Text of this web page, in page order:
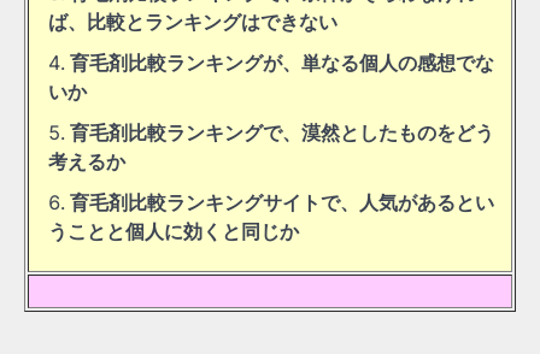
ば、比較とランキングはできない
育毛剤比較ランキングが、単なる個人の感想でな
いか
育毛剤比較ランキングで、漠然としたものをどう
考えるか
育毛剤比較ランキングサイトで、人気があるとい
うことと個人に効くと同じか